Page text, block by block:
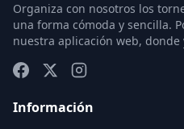
Organiza con nosotros los
una forma cómoda y sencilla.
nuestra aplicación web, donde
Información